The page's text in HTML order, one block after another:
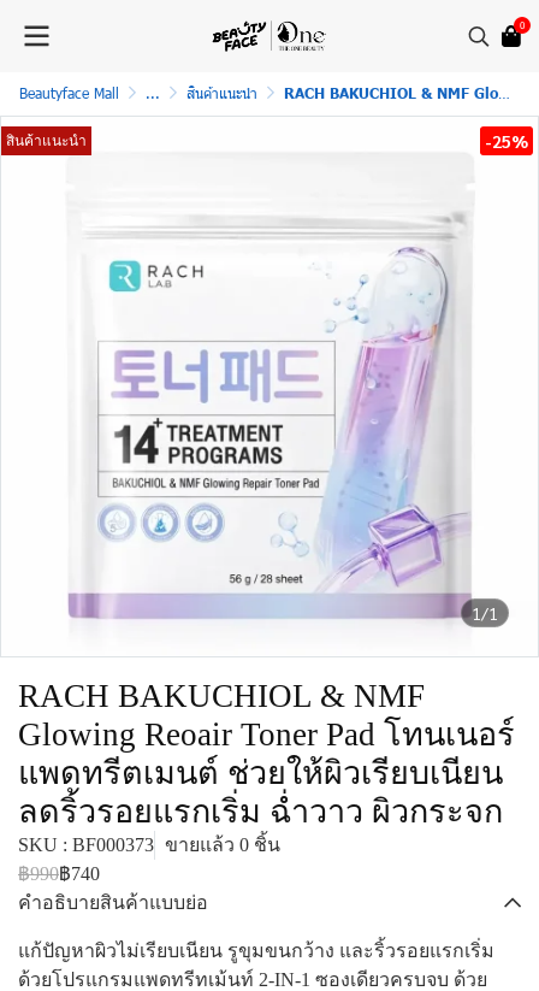
0
Beautyface Mall ... สินค้าแนะนำ RACH BAKUCHIOL & NMF Glowing Reoair Toner Pad โทนเนอร์แพดทรีตเมนต์ ช่วยให้ผิวเรียบเนียน ลดริ้วรอยแรกเริ่ม ฉ่ำวาว ผิวกระจก
1/1
สินค้าแนะนำ -25%
RACH BAKUCHIOL & NMF
Glowing Reoair Toner Pad โทนเนอร์
แพดทรีตเมนต์ ช่วยให้ผิวเรียบเนียน
ลดริ้วรอยแรกเริ่ม ฉ่ำวาว ผิวกระจก
SKU : BF000373 ขายแล้ว 0 ชิ้น
฿990฿740
คำอธิบายสินค้าแบบย่อ
แก้ปัญหาผิวไม่เรียบเนียน รูขุมขนกว้าง และริ้วรอยแรกเริ่ม
ด้วยโปรแกรมแพดทรีทเม้นท์ 2-IN-1 ซองเดียวครบจบ ด้วย